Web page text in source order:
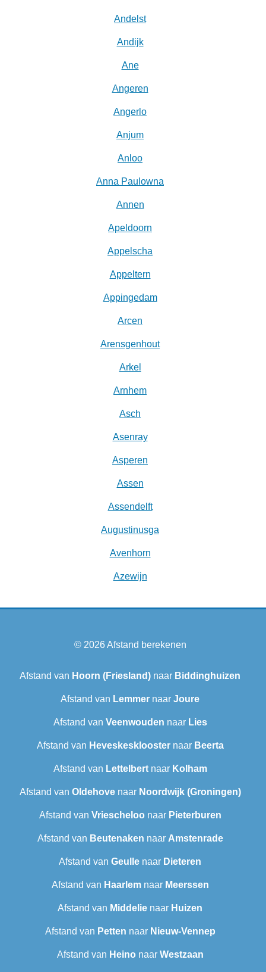
Andelst
Andijk
Ane
Angeren
Angerlo
Anjum
Anloo
Anna Paulowna
Annen
Apeldoorn
Appelscha
Appeltern
Appingedam
Arcen
Arensgenhout
Arkel
Arnhem
Asch
Asenray
Asperen
Assen
Assendelft
Augustinusga
Avenhorn
Azewijn
© 2026Afstand berekenen
Afstand van Hoorn (Friesland) naar Biddinghuizen
Afstand van Lemmer naar Joure
Afstand van Veenwouden naar Lies
Afstand van Heveskesklooster‎naar Beerta
Afstand van Lettelbertnaar Kolham
Afstand van Oldehovenaar Noordwijk (Groningen)
Afstand van Vriescheloo naar Pieterburen
Afstand van Beutenaken naar Amstenrade
Afstand van Geulle naar Dieteren
Afstand van Haarlemnaar Meerssen
Afstand van Middelie naar Huizen
Afstand van Petten naar Nieuw-Vennep
Afstand van Heino naar Westzaan